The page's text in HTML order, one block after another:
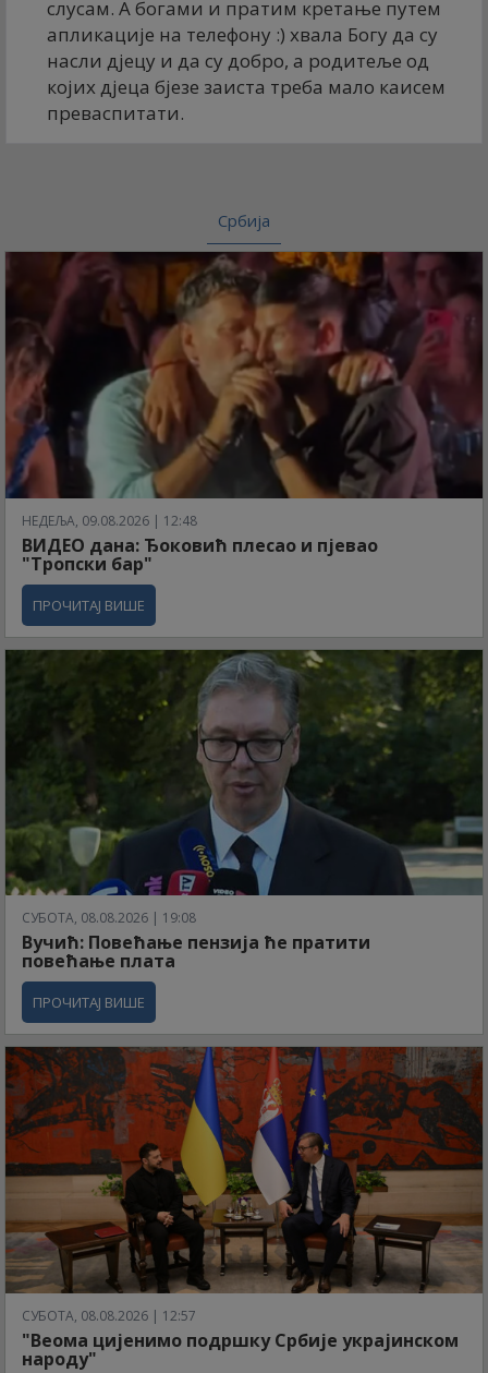
слусам. А богами и пратим кретање путем
апликације на телефону :) хвала Богу да су
насли дјецу и да су добро, а родитеље од
којих дјеца бјезе заиста треба мало каисем
преваспитати.
Србија
НЕДЕЉА, 09.08.2026 | 12:48
ВИДЕО дана: Ђоковић плесао и пјевао
"Тропски бар"
ПРОЧИТАЈ ВИШЕ
СУБОТА, 08.08.2026 | 19:08
Вучић: Повећање пензија ће пратити
повећање плата
ПРОЧИТАЈ ВИШЕ
СУБОТА, 08.08.2026 | 12:57
"Веома цијенимо подршку Србије украјинском
народу"